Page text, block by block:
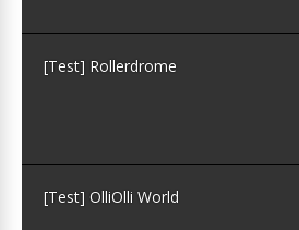
[Test] Rollerdrome
[Test] OlliOlli World